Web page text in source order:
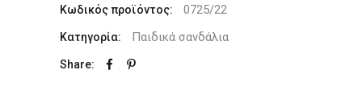
Κωδικός προϊόντος: 0725/22
Κατηγορία: Παιδικά σανδάλια
Share: